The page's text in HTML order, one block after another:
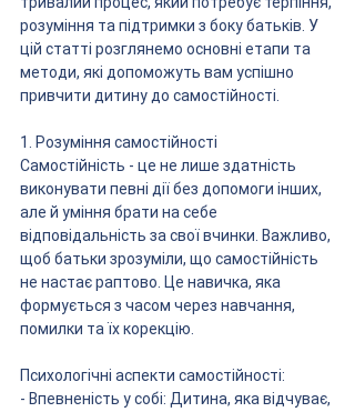
розуміння та підтримки з боку батьків. У
цій статті розглянемо основні етапи та
методи, які допоможуть вам успішно
привчити дитину до самостійності.
1. Розуміння самостійності
Самостійність - це не лише здатність
виконувати певні дії без допомоги інших,
але й уміння брати на себе
відповідальність за свої вчинки. Важливо,
щоб батьки зрозуміли, що самостійність
не настає раптово. Це навичка, яка
формується з часом через навчання,
помилки та їх корекцію.
Психологічні аспекти самостійності:
- Впевненість у собі: Дитина, яка відчуває,